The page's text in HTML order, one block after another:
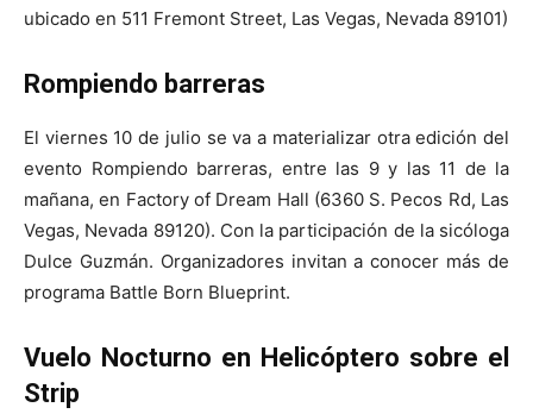
ubicado en 511 Fremont Street, Las Vegas, Nevada 89101)
Rompiendo barreras
El viernes 10 de julio se va a materializar otra edición del
evento Rompiendo barreras, entre las 9 y las 11 de la
mañana, en Factory of Dream Hall (6360 S. Pecos Rd, Las
Vegas, Nevada 89120). Con la participación de la sicóloga
Dulce Guzmán. Organizadores invitan a conocer más de
programa Battle Born Blueprint.
Vuelo Nocturno en Helicóptero sobre el
Strip